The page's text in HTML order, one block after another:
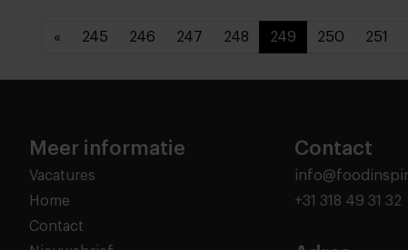
« 245 246 247 248 249 250 251
Meer informatie
Vacatures
Home
Contact
Contact
+31 318 49 31 32